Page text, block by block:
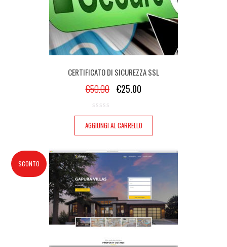
CERTIFICATO DI SICUREZZA SSL
€50.00 €25.00
AGGIUNGI AL CARRELLO
SCONTO